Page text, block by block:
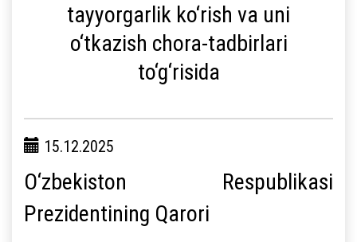
tayyorgarlik ko‘rish va uni
o‘tkazish chora-tadbirlari
to‘g‘risida
15.12.2025
O‘zbekiston Respublikasi
Prezidentining Qarori